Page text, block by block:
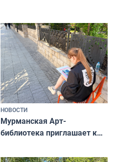
НОВОСТИ
Мурманская Арт-
библиотека приглашает к
и фотографов